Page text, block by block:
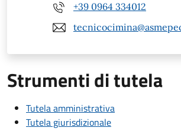
+39 0964 334012
Strumenti di tutela
Tutela amministrativa
Tutela giurisdizionale